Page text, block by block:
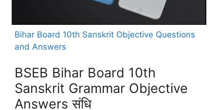
Bihar Board 10th Sanskrit Objective Questions
and Answers
BSEB Bihar Board 10th
Sanskrit Grammar Objective
Answers संधि